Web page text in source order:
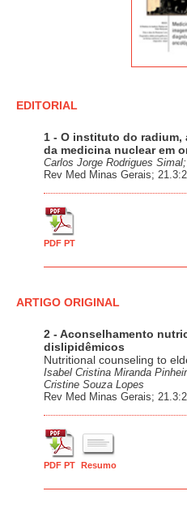
EDITORIAL
1 - O instituto do radium,
da medicina nuclear em
Carlos Jorge Rodrigues
Rev Med Minas Gerais;
PDF PT
ARTIGO ORIGINAL
2 - Aconselhamento
dislipidêmicos
Nutritional counseling to
Isabel Cristina Miranda
Cristine Souza Lopes
Rev Med Minas Gerais;
PDF PT Resumo